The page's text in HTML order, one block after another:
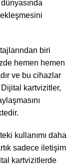
biri
hemen hemen
ve bu cihazlar
kartvizitler,
kullanımı daha
sadece iletişim
kartvizitlerde